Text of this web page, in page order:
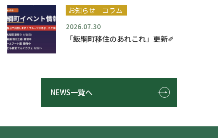
お知らせ コラム
2026.07.30
「飯綱町移住のあれこれ」更新✐
NEWS一覧へ